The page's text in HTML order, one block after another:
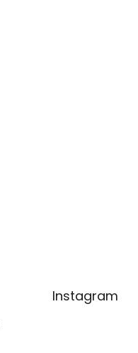
Instagram